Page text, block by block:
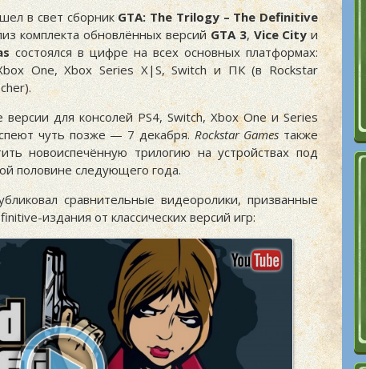
в свет сборникGTA: The Trilogy – The Definitive
комплекта обновлённых версийGTA 3, Vice Cityи
состоялся в цифре на всех основных платформах:
One, Xbox Series X|S, Switch и ПК (в Rockstar
версии для консолей PS4, Switch, Xbox One и Series
чуть позже — 7 декабря. Rockstar Gamesтакже
новоиспечённую трилогию на устройствах под
половине следующего года.
сравнительные видеоролики, призванные
издания от классических версий игр: